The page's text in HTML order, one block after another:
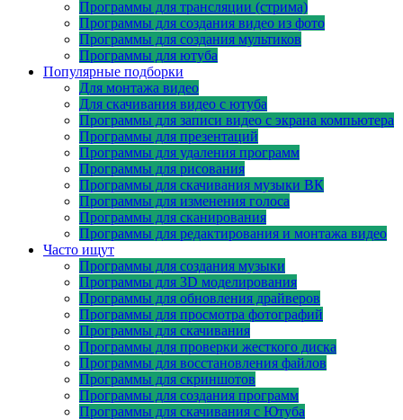
Программы для трансляции (стрима)
Программы для создания видео из фото
Программы для создания мультиков
Программы для ютуба
Популярные подборки
Для монтажа видео
Для скачивания видео с ютуба
Программы для записи видео с экрана компьютера
Программы для презентаций
Программы для удаления программ
Программы для рисования
Программы для скачивания музыки ВК
Программы для изменения голоса
Программы для сканирования
Программы для редактирования и монтажа видео
Часто ищут
Программы для создания музыки
Программы для 3D моделирования
Программы для обновления драйверов
Программы для просмотра фотографий
Программы для скачивания
Программы для проверки жесткого диска
Программы для восстановления файлов
Программы для скриншотов
Программы для создания программ
Программы для скачивания с Ютуба